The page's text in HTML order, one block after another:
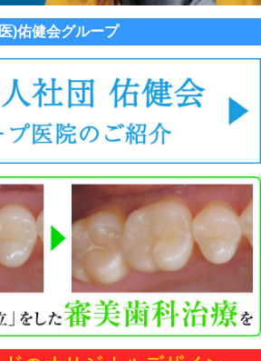
医)佑健会グループ